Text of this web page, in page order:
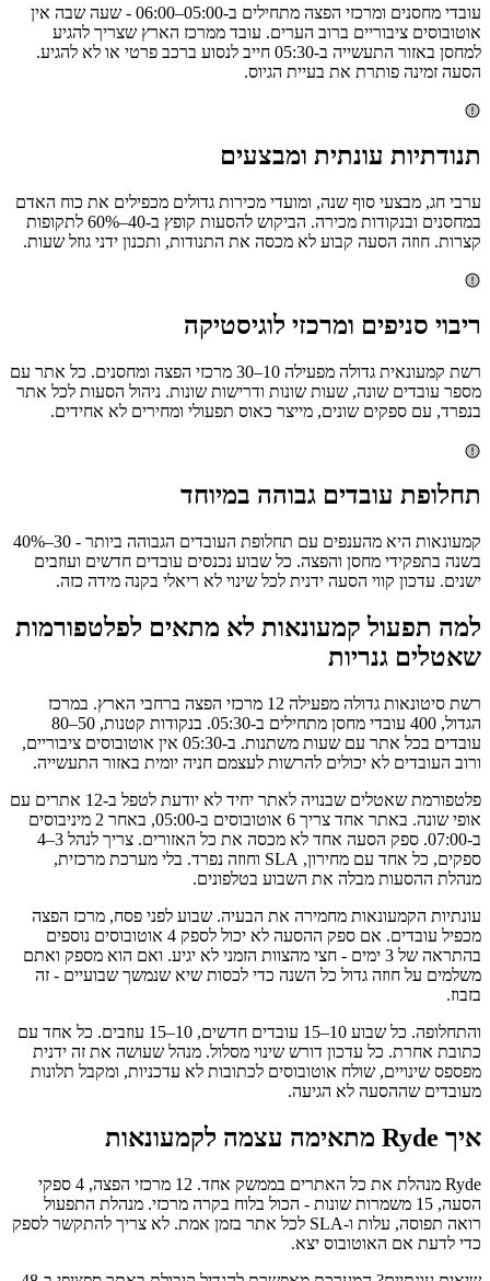
עובדי מחסנים ומרכזי הפצה מתחילים ב-05:00–06:00 - שעה שבה אין
אוטובוסים ציבוריים ברוב הערים. עובד ממרכז הארץ שצריך להגיע
למחסן באזור התעשייה ב-05:30 חייב לנסוע ברכב פרטי או לא להגיע.
הסעה זמינה פותרת את בעיית הגיוס.
תנודתיות עונתית ומבצעים
ערבי חג, מבצעי סוף שנה, ומועדי מכירות גדולים מכפילים את כוח האדם
במחסנים ובנקודות מכירה. הביקוש להסעות קופץ ב-40–60% לתקופות
קצרות. חוזה הסעה קבוע לא מכסה את התנודות, ותכנון ידני גוזל שעות.
ריבוי סניפים ומרכזי לוגיסטיקה
רשת קמעונאית גדולה מפעילה 10–30 מרכזי הפצה ומחסנים. כל אתר עם
מספר עובדים שונה, שעות שונות ודרישות שונות. ניהול הסעות לכל אתר
בנפרד, עם ספקים שונים, מייצר כאוס תפעולי ומחירים לא אחידים.
תחלופת עובדים גבוהה במיוחד
קמעונאות היא מהענפים עם תחלופת העובדים הגבוהה ביותר - 30–40%
בשנה בתפקידי מחסן והפצה. כל שבוע נכנסים עובדים חדשים ועוזבים
ישנים. עדכון קווי הסעה ידנית לכל שינוי לא ריאלי בקנה מידה כזה.
למה תפעול קמעונאות לא מתאים לפלטפורמות
שאטלים גנריות
רשת סיטונאות גדולה מפעילה 12 מרכזי הפצה ברחבי הארץ. במרכז
הגדול, 400 עובדי מחסן מתחילים ב-05:30. בנקודות קטנות, 50–80
עובדים בכל אתר עם שעות משתנות. ב-05:30 אין אוטובוסים ציבוריים,
ורוב העובדים לא יכולים להרשות לעצמם חניה יומית באזור התעשייה.
פלטפורמת שאטלים שבנויה לאתר יחיד לא יודעת לטפל ב-12 אתרים עם
אופי שונה. באתר אחד צריך 6 אוטובוסים ב-05:00, באחר 2 מיניבוסים
ב-07:00. ספק הסעה אחד לא מכסה את כל האזורים. צריך לנהל 3–4
ספקים, כל אחד עם מחירון, SLA וחוזה נפרד. בלי מערכת מרכזית,
מנהלת ההסעות מבלה את השבוע בטלפונים.
עונתיות הקמעונאות מחמירה את הבעיה. שבוע לפני פסח, מרכז הפצה
מכפיל עובדים. אם ספק ההסעה לא יכול לספק 4 אוטובוסים נוספים
בהתראה של 3 ימים - חצי מהצוות הזמני לא יגיע. ואם הוא מספק ואתם
משלמים על חוזה גדול כל השנה כדי לכסות שיא שנמשך שבועיים - זה
בזבוז.
והתחלופה. כל שבוע 10–15 עובדים חדשים, 10–15 עוזבים. כל אחד עם
כתובת אחרת. כל עדכון דורש שינוי מסלול. מנהל שעושה את זה ידנית
מפספס שינויים, שולח אוטובוסים לכתובות לא עדכניות, ומקבל תלונות
מעובדים שההסעה לא הגיעה.
איך Ryde מתאימה עצמה לקמעונאות
Ryde מנהלת את כל האתרים בממשק אחד. 12 מרכזי הפצה, 4 ספקי
הסעה, 15 משמרות שונות - הכול בלוח בקרה מרכזי. מנהלת התפעול
רואה תפוסה, עלות ו-SLA לכל אתר בזמן אמת. לא צריך להתקשר לספק
כדי לדעת אם האוטובוס יצא.